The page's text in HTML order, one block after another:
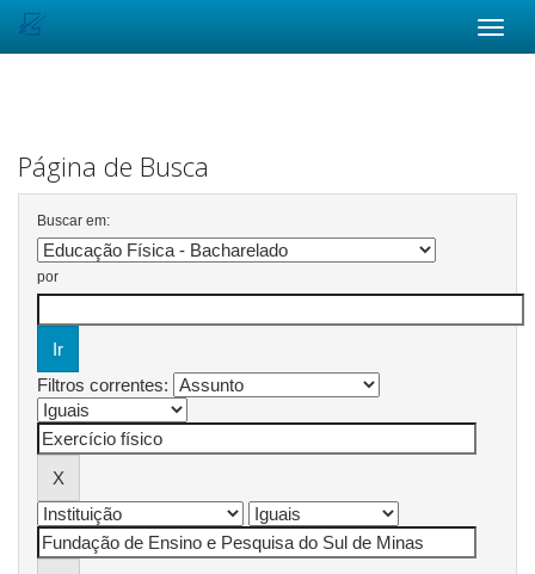
Página de Busca
Buscar em:
por
Filtros correntes: